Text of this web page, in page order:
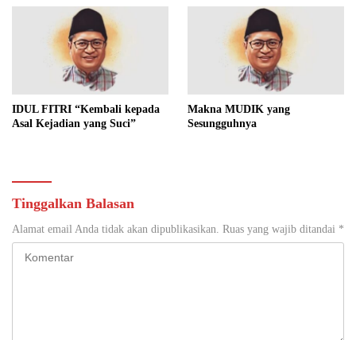
IDUL FITRI “Kembali kepada
Asal Kejadian yang Suci”
Makna MUDIK yang
Sesungguhnya
Tinggalkan Balasan
Alamat email Anda tidak akan dipublikasikan. Ruas yang wajib ditandai *